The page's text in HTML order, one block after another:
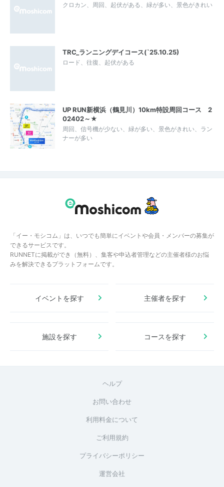
クロカン、周回、起伏がある、緑が多い、景色がきれい
TRC_ランニングデイコース(`25.10.25)
ロード、往復、起伏がある
UP RUN新横浜（鶴見川）10km特設周回コース 2
02402～★
周回、信号機が少ない、緑が多い、景色がきれい、ラン
ナーが多い
「イー・モシコム」は、いつでも簡単にイベントや会員・メンバーの募集が
できるサービスです。
RUNNETに掲載ができ（無料）、集客や申込者管理などの主催者様のお悩
みを解決できるプラットフォームです。
イベントを探す 主催者を探す
施設を探す コースを探す
ヘルプ
お問い合わせ
利用料金について
ご利用規約
プライバシーポリシー
運営会社